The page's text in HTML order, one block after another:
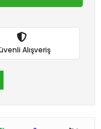
Alışveriş